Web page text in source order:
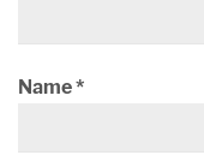
Name*